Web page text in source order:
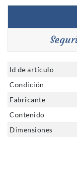
Id de artículo
Condición
Fabricante
Contenido
Dimensiones